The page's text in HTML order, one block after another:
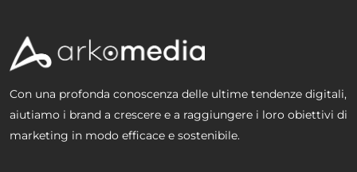
Con una profonda conoscenza delle ultime tendenze digitali,
aiutiamo i brand a crescere e a raggiungere i loro obiettivi di
marketing in modo efficace e sostenibile.